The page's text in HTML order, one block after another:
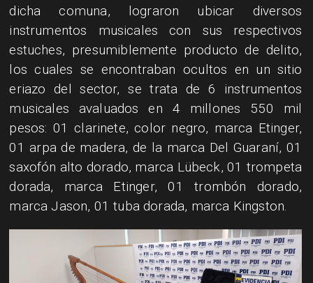
dicha comuna, lograron ubicar diversos
instrumentos musicales con sus respectivos
estuches, presumiblemente producto de delito,
los cuales se encontraban ocultos en un sitio
eriazo del sector, se trata de 6 instrumentos
musicales avaluados en 4 millones 550 mil
pesos: 01 clarinete, color negro, marca Etinger,
01 arpa de madera, de la marca Del Guaraní, 01
saxofón alto dorado, marca Lübeck, 01 trompeta
dorada, marca Etinger, 01 trombón dorado,
marca Jason, 01 tuba dorada, marca Kingston.